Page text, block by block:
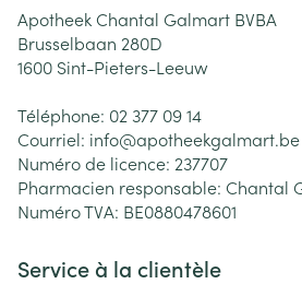
Apotheek Chantal Galmart BVBA
Brusselbaan 280D
1600 Sint-Pieters-Leeuw
Téléphone: 02 377 09 14
Courriel: info@apotheekgalmart.be
Numéro de licence: 237707
Pharmacien responsable: Chantal
Numéro TVA: BE0880478601
Service à la clientèle